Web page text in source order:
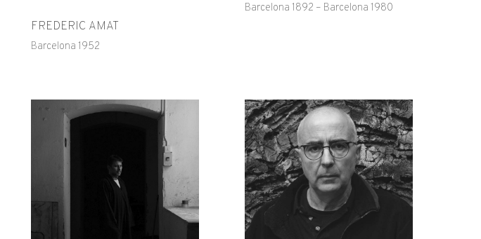
FREDERIC AMAT
Barcelona 1952
Barcelona 1892 – Barcelona 1980